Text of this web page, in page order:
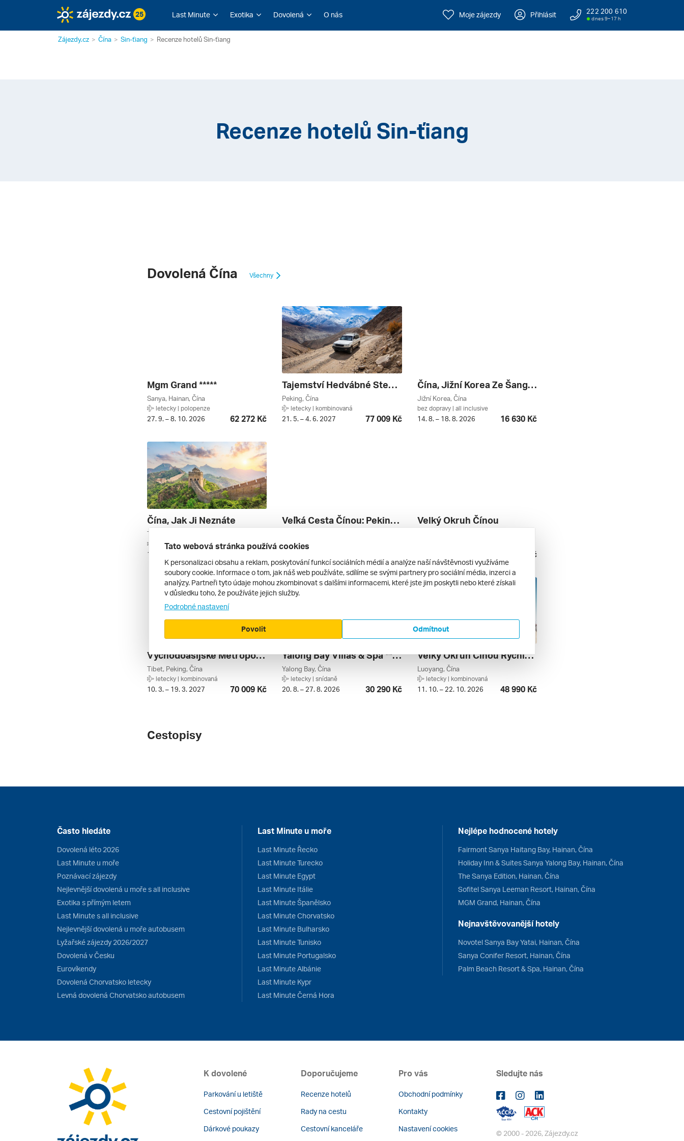
25 Last Minute Exotika Dovolená O nás Moje zájezdy Přihlásit 222 200 610
dnes 9–17 h
Zájezdy.cz Čína Sin-ťiang Recenze hotelů Sin-ťiang
Recenze hotelů Sin-ťiang
Dovolená Čína Všechny
Mgm Grand *****
Sanya, Hainan, Čína
letecky | polopenze
27. 9. – 8. 10. 2026 62 272 Kč
Tajemství Hedvábné Stezky A Císařské Číny
Peking, Čína
letecky | kombinovaná
21. 5. – 4. 6. 2027 77 009 Kč
Čína, Jižní Korea Ze Šanghaje Na Lodi Msc Bellissima, Plavba S Bonusem ****
Jižní Korea, Čína
bez dopravy | all inclusive
14. 8. – 18. 8. 2026 16 630 Kč
Čína, Jak Ji Neznáte
Tongli, Šanghaj, Peking, Čína
letecky | kombinovaná
14. 4. – 21. 4. 2027 47 990 Kč
Veľká Cesta Čínou: Peking – Xi’an – Šanghaj
letecky | polopenze
Velký Okruh Čínou
92 990 Kč
Východoasijské Metropole: Peking – Tokio ****
Tibet, Peking, Čína
letecky | kombinovaná
10. 3. – 19. 3. 2027 70 009 Kč
Yalong Bay Villas & Spa *****
Yalong Bay, Čína
letecky | snídaně
20. 8. – 27. 8. 2026 30 290 Kč
Velký Okruh Čínou Rychlovlaky
Luoyang, Čína
letecky | kombinovaná
11. 10. – 22. 10. 2026 48 990 Kč
Cestopisy
Často hledáte
Dovolená léto 2026
Last Minute u moře
Poznávací zájezdy
Nejlevnější dovolená u moře s all inclusive
Exotika s přímým letem
Last Minute s all inclusive
Nejlevnější dovolená u moře autobusem
Lyžařské zájezdy 2026/2027
Dovolená v Česku
Eurovíkendy
Dovolená Chorvatsko letecky
Levná dovolená Chorvatsko autobusem
Last Minute u moře
Last Minute Řecko
Last Minute Turecko
Last Minute Egypt
Last Minute Itálie
Last Minute Španělsko
Last Minute Chorvatsko
Last Minute Bulharsko
Last Minute Tunisko
Last Minute Portugalsko
Last Minute Albánie
Last Minute Kypr
Last Minute Černá Hora
Nejlépe hodnocené hotely
Fairmont Sanya Haitang Bay, Hainan, Čína
Holiday Inn & Suites Sanya Yalong Bay, Hainan, Čína
The Sanya Edition, Hainan, Čína
Sofitel Sanya Leeman Resort, Hainan, Čína
MGM Grand, Hainan, Čína
Nejnavštěvovanější hotely
Novotel Sanya Bay Yatai, Hainan, Čína
Sanya Conifer Resort, Hainan, Čína
Palm Beach Resort & Spa, Hainan, Čína
K dovolené
Parkování u letiště
Cestovní pojištění
Dárkové poukazy
Doporučujeme
Recenze hotelů
Rady na cestu
Cestovní kanceláře
Pro vás
Obchodní podmínky
Kontakty
Nastavení cookies
Sledujte nás
© 2000 - 2026, Zájezdy.cz
Tato webová stránka používá cookies
K personalizaci obsahu a reklam, poskytování funkcí sociálních médií a analýze naší návštěvnosti využíváme
soubory cookie. Informace o tom, jak náš web používáte, sdílíme se svými partnery pro sociální média, inzerci a
analýzy. Partneři tyto údaje mohou zkombinovat s dalšími informacemi, které jste jim poskytli nebo které získali
v důsledku toho, že používáte jejich služby.
Podrobné nastavení
Odmítnout
Povolit